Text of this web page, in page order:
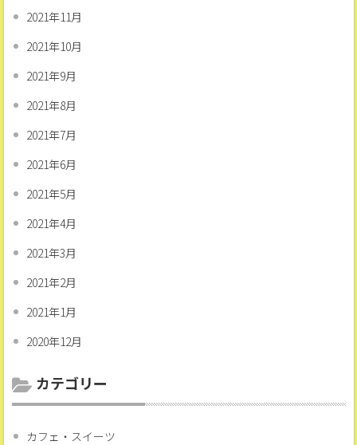
2021年11月
2021年10月
2021年9月
2021年8月
2021年7月
2021年6月
2021年5月
2021年4月
2021年3月
2021年2月
2021年1月
2020年12月
カテゴリー
カフェ・スイーツ